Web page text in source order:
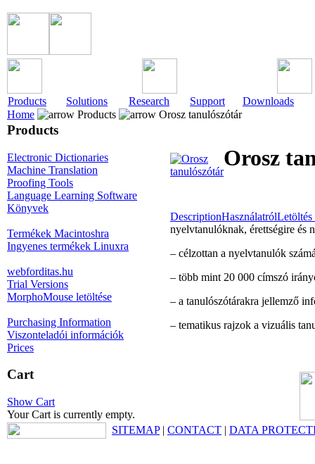
Products Solutions Research Support
Downloads
Home
Products Orosz tanulószótár
Products
Electronic Dictionaries
Machine Translation
Proofing Tools
Language Learning Software
Könyvek
Termékek Macintoshra
Ingyenes termékek Linuxra
webforditas.hu
Trial Versions
MorphoMouse letöltése
Purchasing Information
Viszonteladói információk
Prices
Cart
Show Cart
Your Cart is currently empty.
Orosz
DescriptionHasználatrólLetöltés
nyelvtanulóknak, érettségire és
– célzottan a nyelvtanulók
– több mint 20 000 címszó
– a tanulószótárakra jellemző
– tematikus rajzok a vizuális
SITEMAP| CONTACT | DATA